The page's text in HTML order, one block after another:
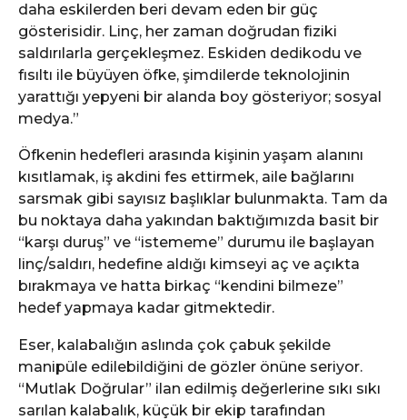
daha eskilerden beri devam eden bir güç
gösterisidir. Linç, her zaman doğrudan fiziki
saldırılarla gerçekleşmez. Eskiden dedikodu ve
fısıltı ile büyüyen öfke, şimdilerde teknolojinin
yarattığı yepyeni bir alanda boy gösteriyor; sosyal
medya.”
Öfkenin hedefleri arasında kişinin yaşam alanını
kısıtlamak, iş akdini fes ettirmek, aile bağlarını
sarsmak gibi sayısız başlıklar bulunmakta. Tam da
bu noktaya daha yakından baktığımızda basit bir
“karşı duruş” ve “istememe” durumu ile başlayan
linç/saldırı, hedefine aldığı kimseyi aç ve açıkta
bırakmaya ve hatta birkaç “kendini bilmeze”
hedef yapmaya kadar gitmektedir.
Eser, kalabalığın aslında çok çabuk şekilde
manipüle edilebildiğini de gözler önüne seriyor.
“Mutlak Doğrular” ilan edilmiş değerlerine sıkı sıkı
sarılan kalabalık, küçük bir ekip tarafından